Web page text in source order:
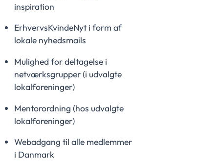
inspiration
ErhvervsKvindeNyt i form af
lokale nyhedsmails
Mulighed for deltagelse i
netværksgrupper (i udvalgte
lokalforeninger)
Mentorordning (hos udvalgte
lokalforeninger)
Webadgang til alle medlemmer
i Danmark